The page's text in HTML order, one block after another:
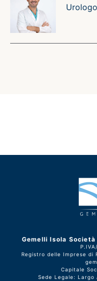
Urologo
Gemelli Isola
Registro delle Imprese di
Capitale
Sede Legale: Largo